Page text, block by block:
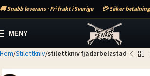
🚚 Snabb leverans · Fri frakt i Sverige 💳 Säker
MENY
Hem Stilettkniv stilettkniv fjäderbelastad